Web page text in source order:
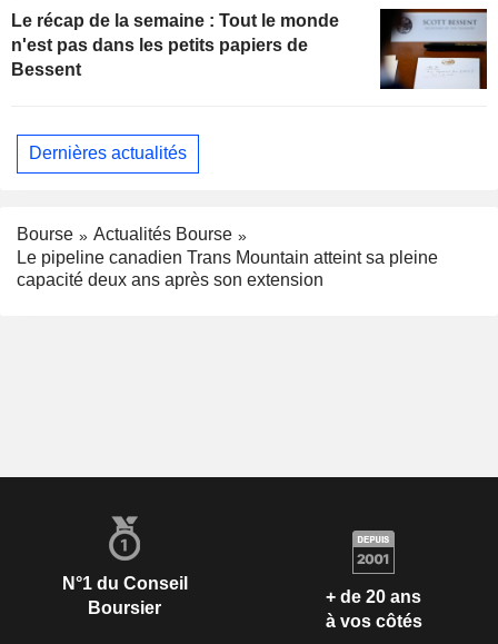
Le récap de la semaine : Tout le monde
n'est pas dans les petits papiers de
Bessent
Dernières actualités
Bourse
Actualités Bourse
Le pipeline canadien Trans Mountain atteint sa pleine
capacité deux ans après son extension
N°1 du Conseil
Boursier
+ de 20 ans
à vos côtés